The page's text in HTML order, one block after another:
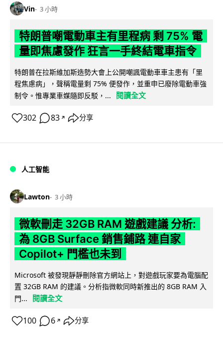
Vin 3 小時
特朗普嘲電動車主有里程病 剩 75% 電
量即焦慮發作 狂言一手終結電車指令
特朗普在拉斯維加斯造勢大會上公開嘲諷電動車車主患有「里
程焦慮病」，聲稱電量剩 75% 便發作，並重申已廢除電動車強
制令。惟專業車媒隨即反駁，...
閱讀全文
302 83 ↗ 分享
人工智能
Lawton 3 小時
微軟刪走 32GB RAM 遊戲建議 分析:
為 8GB Surface 銷售鋪路 連自家
Copilot+ 門檻也未到
Microsoft 被發現靜靜刪除官方網站上，對遊戲玩家要為電腦配
置 32GB RAM 的建議。分析指微軟同時新推出的 8GB RAM 入
門...
閱讀全文
100 6 ↗ 分享